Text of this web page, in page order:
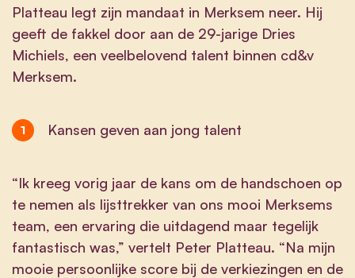
Platteau legt zijn mandaat in Merksem neer. Hij
geeft de fakkel door aan de 29-jarige Dries
Michiels, een veelbelovend talent binnen cd&v
Merksem.
Kansen geven aan jong talent
“Ik kreeg vorig jaar de kans om de handschoen op
te nemen als lijsttrekker van ons mooi Merksems
team, een ervaring die uitdagend maar tegelijk
fantastisch was,” vertelt Peter Platteau. “Na mijn
mooie persoonlijke score bij de verkiezingen en de